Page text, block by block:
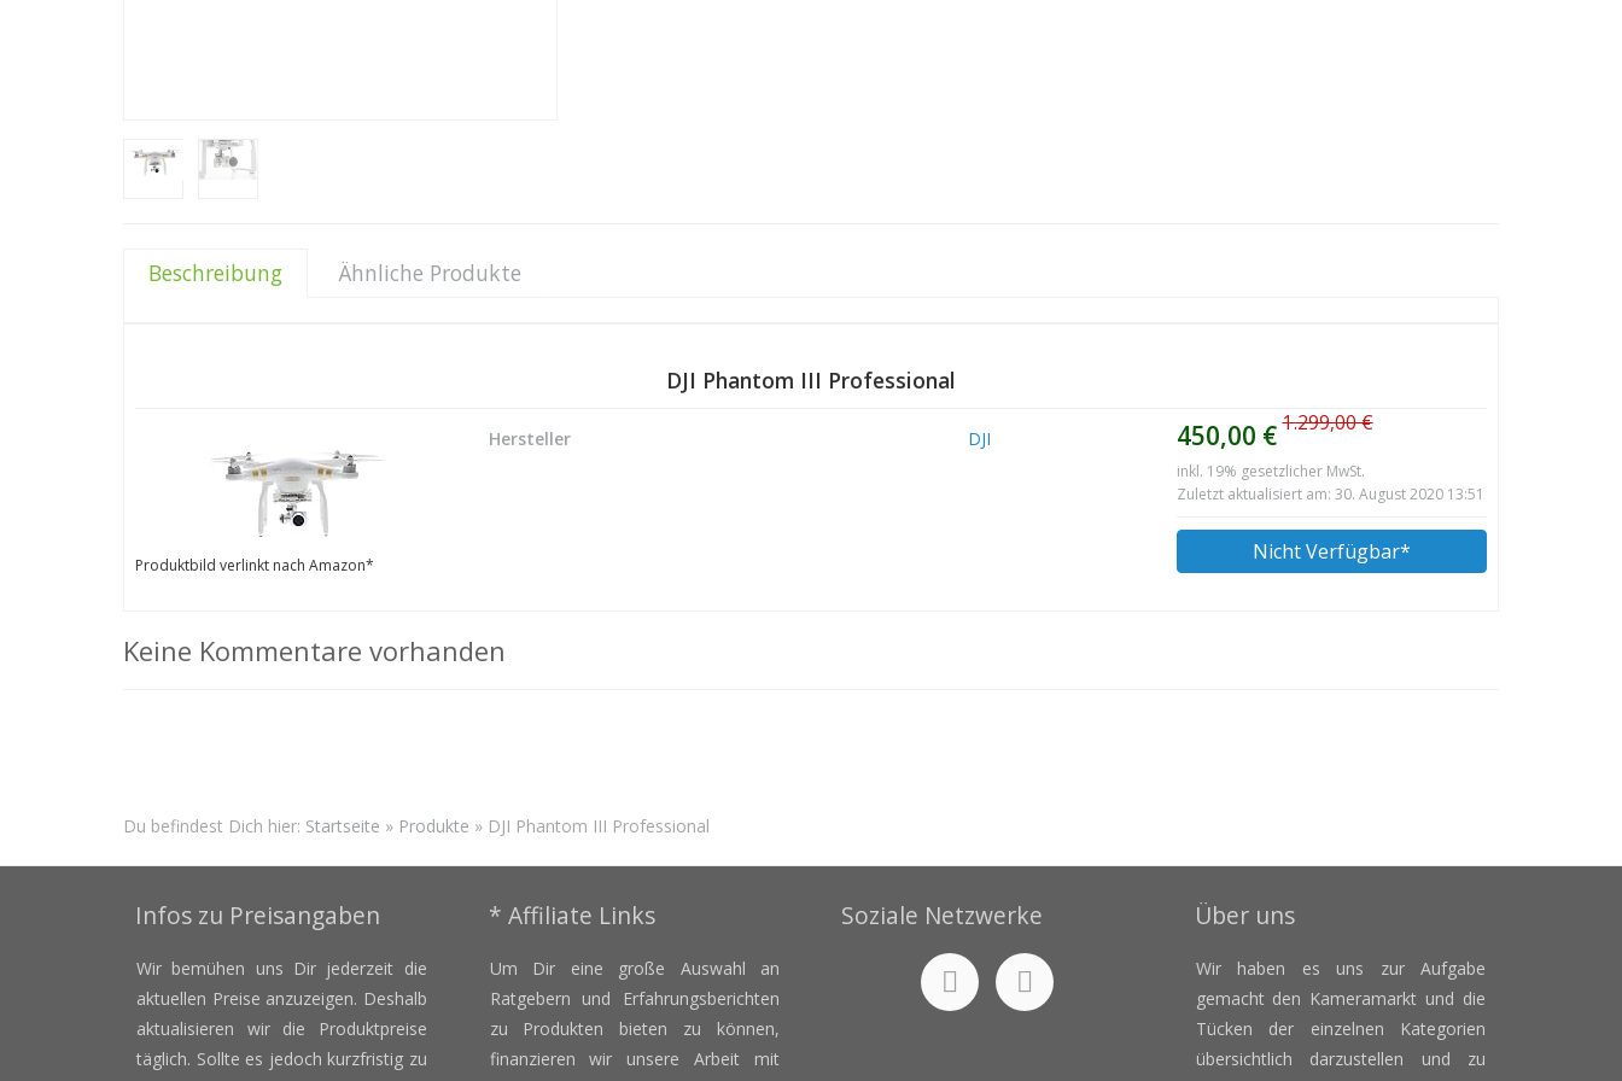
Beschreibung Ähnliche Produkte
DJI Phantom III Professional
Produktbild verlinkt nach Amazon*
450,00 €1.299,00 €
inkl. 19% gesetzlicher MwSt.
Zuletzt aktualisiert am: 30. August 2020 13:51
Nicht Verfügbar*
Hersteller DJI
Keine Kommentare vorhanden
Du befindest Dich hier: Startseite » Produkte » DJI Phantom III Professional
Infos zu Preisangaben
Wir bemühen uns Dir jederzeit die
aktuellen Preise anzuzeigen. Deshalb
aktualisieren wir die Produktpreise
täglich. Sollte es jedoch kurzfristig zu
* Affiliate Links
Um Dir eine große Auswahl an
Ratgebern und Erfahrungsberichten
zu Produkten bieten zu können,
finanzieren wir unsere Arbeit mit
Soziale Netzwerke Über uns
Wir haben es uns zur Aufgabe
gemacht den Kameramarkt und die
Tücken der einzelnen Kategorien
übersichtlich darzustellen und zu